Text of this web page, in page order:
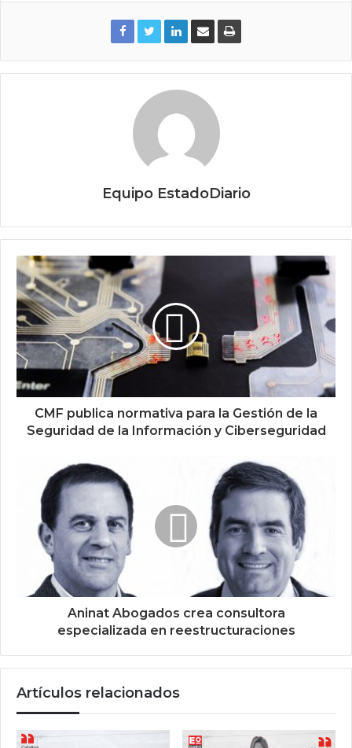
Equipo EstadoDiario
CMF publica normativa para la Gestión de la
Seguridad de la Información y Ciberseguridad
Aninat Abogados crea consultora
especializada en reestructuraciones
Artículos relacionados